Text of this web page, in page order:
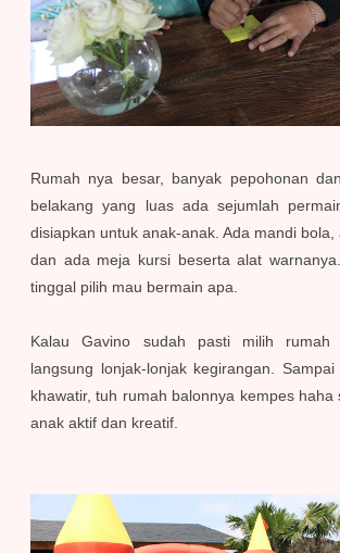
Rumah nya besar, banyak pepohonan
belakang yang luas ada sejumlah
disiapkan untuk anak-anak. Ada mandi
dan ada meja kursi beserta alat
tinggal pilih mau bermain apa.
Kalau Gavino sudah pasti milih
langsung lonjak-lonjak kegirangan.
khawatir, tuh rumah balonnya kempes haha
anak aktif dan kreatif.